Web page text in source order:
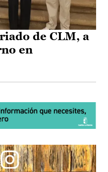
de CLM, a
en